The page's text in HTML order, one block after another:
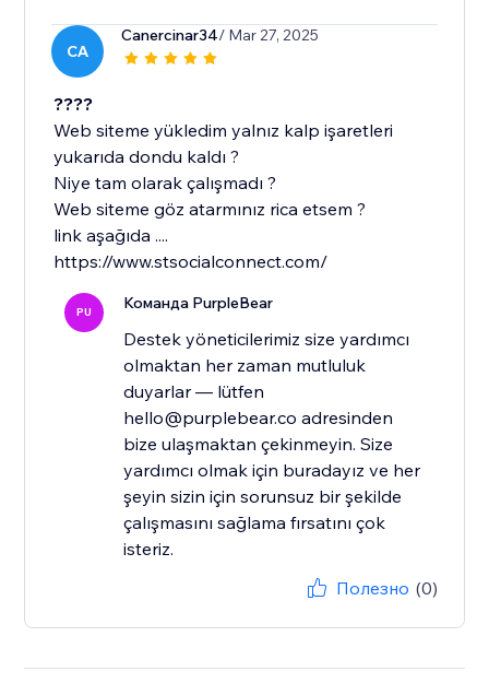
CA
Canercinar34/ Mar 27, 2025
????
Web siteme yükledim yalnız kalp işaretleri
yukarıda dondu kaldı ?
Niye tam olarak çalışmadı ?
Web siteme göz atarmınız rica etsem ?
link aşağıda ....
https://www.stsocialconnect.com/
PU Команда PurpleBear
Destek yöneticilerimiz size yardımcı
olmaktan her zaman mutluluk
duyarlar — lütfen
hello@purplebear.co adresinden
bize ulaşmaktan çekinmeyin. Size
yardımcı olmak için buradayız ve her
şeyin sizin için sorunsuz bir şekilde
çalışmasını sağlama fırsatını çok
isteriz.
Полезно (0)